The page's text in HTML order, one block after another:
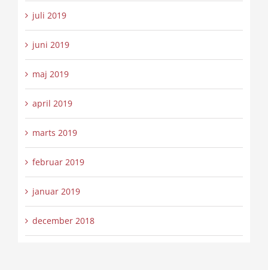
juli 2019
juni 2019
maj 2019
april 2019
marts 2019
februar 2019
januar 2019
december 2018